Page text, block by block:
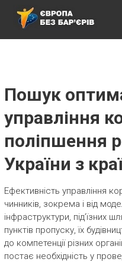
ЄВРОПА БЕЗ
Пошук
управління
поліпшення
України з
Ефективність управління
чинників, зокрема і від
інфраструктури, під’їзних
пунктів пропуску, їх
до компетенції різних
постає необхідність у